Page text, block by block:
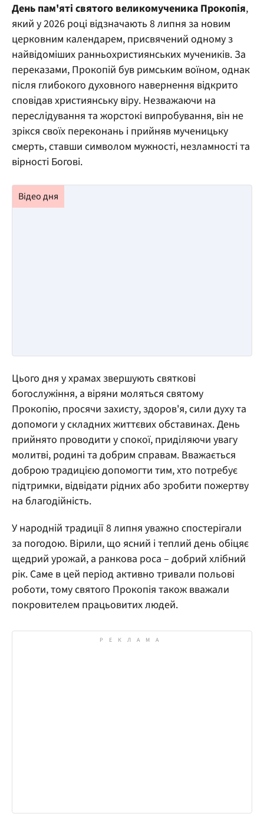
День пам'яті святого великомученика Прокопія,
який у 2026 році відзначають 8 липня за новим
церковним календарем, присвячений одному з
найвідоміших ранньохристиянських мучеників. За
переказами, Прокопій був римським воїном, однак
після глибокого духовного навернення відкрито
сповідав християнську віру. Незважаючи на
переслідування та жорстокі випробування, він не
зрікся своїх переконань і прийняв мученицьку
смерть, ставши символом мужності, незламності та
вірності Богові.
Цього дня у храмах звершують святкові
богослужіння, а віряни моляться святому
Прокопію, просячи захисту, здоров'я, сили духу та
допомоги у складних життєвих обставинах. День
прийнято проводити у спокої, приділяючи увагу
молитві, родині та добрим справам. Вважається
доброю традицією допомогти тим, хто потребує
підтримки, відвідати рідних або зробити пожертву
на благодійність.
У народній традиції 8 липня уважно спостерігали
за погодою. Вірили, що ясний і теплий день обіцяє
щедрий урожай, а ранкова роса – добрий хлібний
рік. Саме в цей період активно тривали польові
роботи, тому святого Прокопія також вважали
покровителем працьовитих людей.